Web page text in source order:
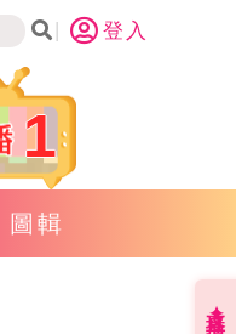
登入
1
圖輯
直播✦活動